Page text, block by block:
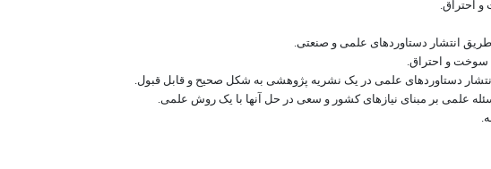
و احتراق.
انتشار دستاوردهای علمی و صنعتی.
سوخت و احتراق.
دستاوردهای علمی در یک نشریه پژوهشی به شکل صحیح و قابل قبول.
علمی بر مبنای نیازهای کشور و سعی در حل آنها با یک روش علمی.